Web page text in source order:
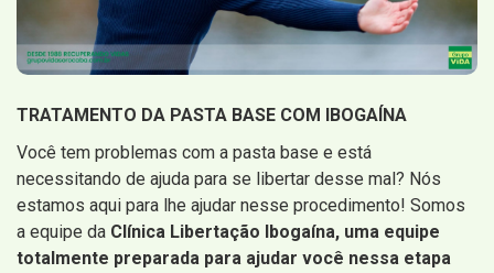
TRATAMENTO DA PASTA BASE COM IBOGAÍNA
Você tem problemas com a pasta base e está
necessitando de ajuda para se libertar desse mal? Nós
estamos aqui para lhe ajudar nesse procedimento! Somos
a equipe da Clínica Libertação Ibogaína, uma equipe
totalmente preparada para ajudar você nessa etapa